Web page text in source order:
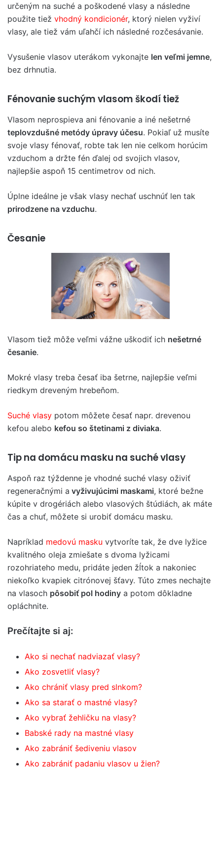
určeným na suché a poškodené vlasy a následne
použite tiež vhodný kondicionér, ktorý nielen vyživí
vlasy, ale tiež vám uľahčí ich následné rozčesávanie.
Vysušenie vlasov uterákom vykonajte len veľmi jemne,
bez drhnutia.
Fénovanie suchým vlasom škodí tiež
Vlasom neprospieva ani fénovanie a iné nešetrné
teplovzdušné metódy úpravy účesu. Pokiaľ už musíte
svoje vlasy fénovať, robte tak len nie celkom horúcim
vzduchom a držte fén ďalej od svojich vlasov,
najlepšie aspoň 15 centimetrov od nich.
Úplne ideálne je však vlasy nechať uschnúť len tak
prirodzene na vzduchu.
Česanie
Vlasom tiež môže veľmi vážne uškodiť ich nešetrné
česanie.
Mokré vlasy treba česať iba šetrne, najlepšie veľmi
riedkym dreveným hrebeňom.
Suché vlasy potom môžete česať napr. drevenou
kefou alebo kefou so štetinami z diviaka.
Tip na domácu masku na suché vlasy
Aspoň raz týždenne je vhodné suché vlasy oživiť
regeneračnými a vyživujúcimi maskami, ktoré bežne
kúpite v drogériách alebo vlasových štúdiách, ak máte
čas a chuť, môžete si urobiť domácu masku.
Napríklad medovú masku vytvoríte tak, že dve lyžice
kvalitného oleja zmiešate s dvoma lyžicami
rozohriateho medu, pridáte jeden žĺtok a nakoniec
niekoľko kvapiek citrónovej šťavy. Túto zmes nechajte
na vlasoch pôsobiť pol hodiny a potom dôkladne
opláchnite.
Prečítajte si aj:
Ako si nechať nadviazať vlasy?
Ako zosvetliť vlasy?
Ako chrániť vlasy pred slnkom?
Ako sa starať o mastné vlasy?
Ako vybrať žehličku na vlasy?
Babské rady na mastné vlasy
Ako zabrániť šediveniu vlasov
Ako zabrániť padaniu vlasov u žien?